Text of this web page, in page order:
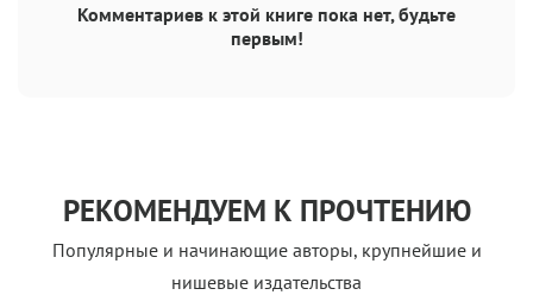
Комментариев к этой книге пока нет, будьте
первым!
РЕКОМЕНДУЕМ К ПРОЧТЕНИЮ
Популярные и начинающие авторы, крупнейшие и
нишевые издательства